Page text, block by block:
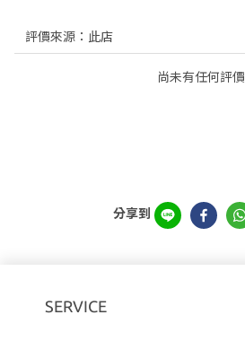
尚未有任何評價
分享到
SERVICE